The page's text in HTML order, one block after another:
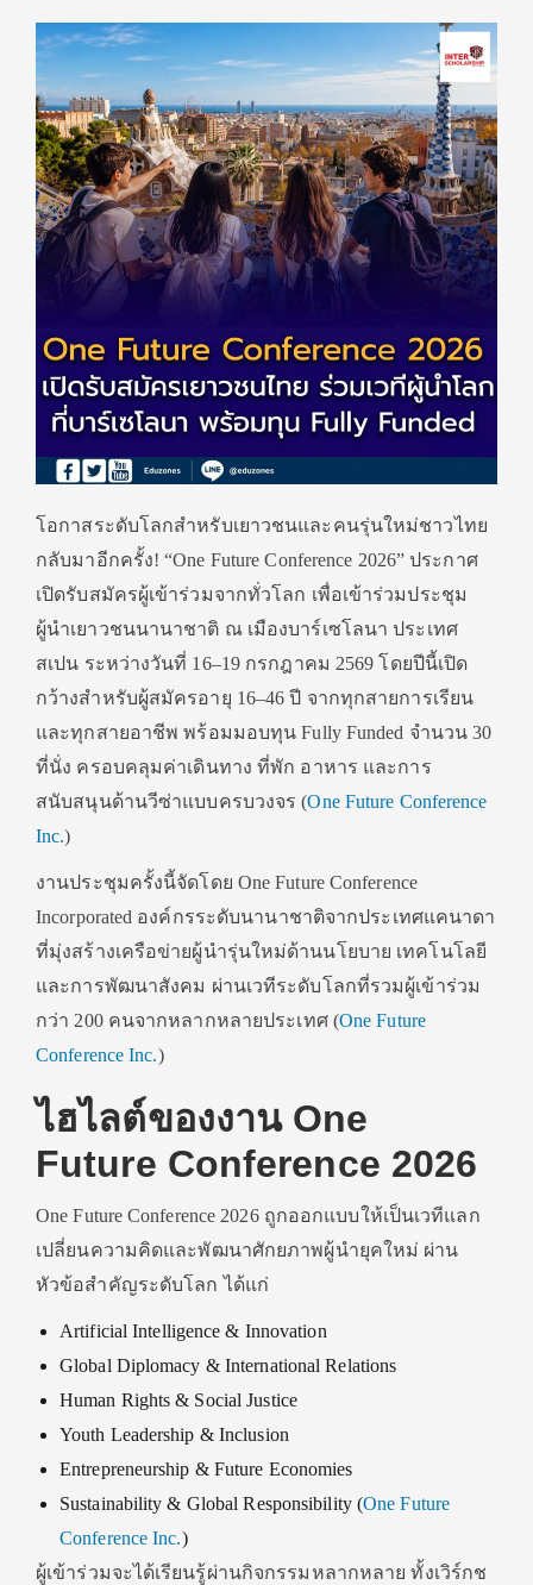
โอกาสระดับโลกสำหรับเยาวชนและคนรุ่นใหม่ชาวไทย
กลับมาอีกครั้ง! “One Future Conference 2026” ประกาศ
เปิดรับสมัครผู้เข้าร่วมจากทั่วโลก เพื่อเข้าร่วมประชุม
ผู้นำเยาวชนนานาชาติ ณ เมืองบาร์เซโลนา ประเทศ
สเปน ระหว่างวันที่ 16–19 กรกฎาคม 2569 โดยปีนี้เปิด
กว้างสำหรับผู้สมัครอายุ 16–46 ปี จากทุกสายการเรียน
และทุกสายอาชีพ พร้อมมอบทุน Fully Funded จำนวน 30
ที่นั่ง ครอบคลุมค่าเดินทาง ที่พัก อาหาร และการ
สนับสนุนด้านวีซ่าแบบครบวงจร (One Future Conference
Inc.)
งานประชุมครั้งนี้จัดโดย One Future Conference
Incorporated องค์กรระดับนานาชาติจากประเทศแคนาดา
ที่มุ่งสร้างเครือข่ายผู้นำรุ่นใหม่ด้านนโยบาย เทคโนโลยี
และการพัฒนาสังคม ผ่านเวทีระดับโลกที่รวมผู้เข้าร่วม
กว่า 200 คนจากหลากหลายประเทศ (One Future
Conference Inc.)
ไฮไลต์ของงาน One
Future Conference 2026
One Future Conference 2026 ถูกออกแบบให้เป็นเวทีแลก
เปลี่ยนความคิดและพัฒนาศักยภาพผู้นำยุคใหม่ ผ่าน
หัวข้อสำคัญระดับโลก ได้แก่
Artificial Intelligence & Innovation
Global Diplomacy & International Relations
Human Rights & Social Justice
Youth Leadership & Inclusion
Entrepreneurship & Future Economies
Sustainability & Global Responsibility (One Future
Conference Inc.)
ผู้เข้าร่วมจะได้เรียนรู้ผ่านกิจกรรมหลากหลาย ทั้งเวิร์กช